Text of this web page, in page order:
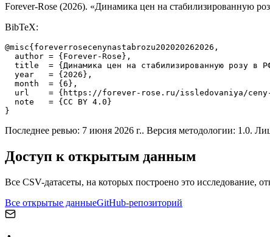
Forever-Rose (2026). «Динамика цен на стабилизированную
BibTeX:
@misc{foreverrosecenynastabrozu202020262026,
  author = {Forever-Rose},
title  = {Динамика цен на стабилизированную розу в
  year   = {2026},
  month  = {6},
url    = {https://forever-rose.ru/issledovaniya/
  note   = {CC BY 4.0}
}
Последнее ревью: 7 июня 2026 г.. Версия методологии: 1.0.
Доступ к открытым данным
Все CSV-датасеты, на которых построено это исследование,
Все открытые данныеGitHub-репозиторий